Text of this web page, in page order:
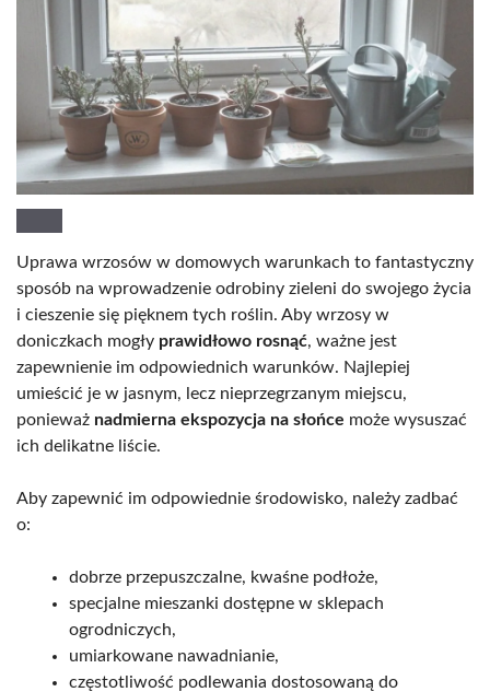
Uprawa wrzosów w domowych warunkach to fantastyczny
sposób na wprowadzenie odrobiny zieleni do swojego życia
i cieszenie się pięknem tych roślin. Aby wrzosy w
doniczkach mogły prawidłowo rosnąć, ważne jest
zapewnienie im odpowiednich warunków. Najlepiej
umieścić je w jasnym, lecz nieprzegrzanym miejscu,
ponieważ nadmierna ekspozycja na słońce może wysuszać
ich delikatne liście.
Aby zapewnić im odpowiednie środowisko, należy zadbać
o:
dobrze przepuszczalne, kwaśne podłoże,
specjalne mieszanki dostępne w sklepach
ogrodniczych,
umiarkowane nawadnianie,
częstotliwość podlewania dostosowaną do